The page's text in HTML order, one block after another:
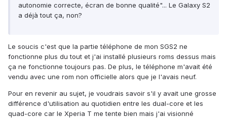
autonomie correcte, écran de bonne qualité"... Le Galaxy S2
a déjà tout ça, non?
Le soucis c'est que la partie téléphone de mon SGS2 ne
fonctionne plus du tout et j'ai installé plusieurs roms dessus mais
ça ne fonctionne toujours pas. De plus, le téléphone m'avait été
vendu avec une rom non officielle alors que je l'avais neuf.
Pour en revenir au sujet, je voudrais savoir s'il y avait une grosse
différence d'utilisation au quotidien entre les dual-core et les
quad-core car le Xperia T me tente bien mais j'ai visionné